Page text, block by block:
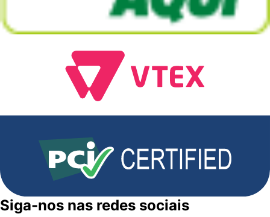
Siga-nos nas redes sociais